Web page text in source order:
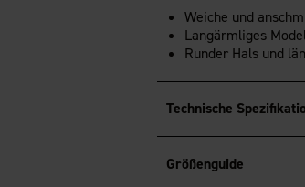
Weiche und
Langärmliges
Runder Hals und
Technische
Größenguide